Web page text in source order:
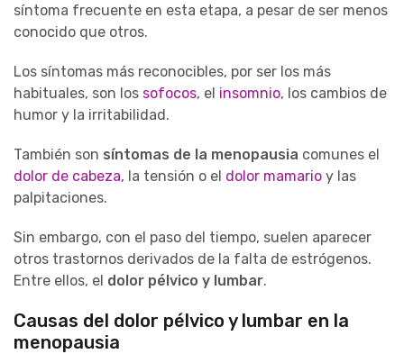
síntoma frecuente en esta etapa, a pesar de ser menos
conocido que otros.
Los síntomas más reconocibles, por ser los más
habituales, son los sofocos, el insomnio, los cambios de
humor y la irritabilidad.
También son síntomas de la menopausia comunes el
dolor de cabeza, la tensión o el dolor mamario y las
palpitaciones.
Sin embargo, con el paso del tiempo, suelen aparecer
otros trastornos derivados de la falta de estrógenos.
Entre ellos, el dolor pélvico y lumbar.
Causas del dolor pélvico y lumbar en la
menopausia